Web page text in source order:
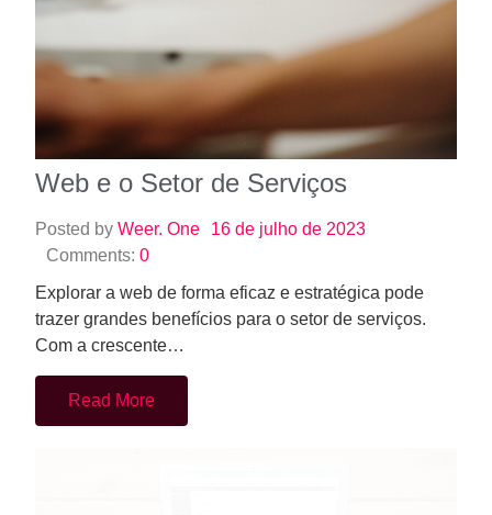
Web e o Setor de Serviços
Posted by Weer. One
16 de julho de 2023
Comments: 0
Explorar a web de forma eficaz e estratégica pode
trazer grandes benefícios para o setor de serviços.
Com a crescente…
Read More